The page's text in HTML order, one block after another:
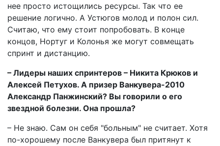
нее просто истощились ресурсы. Так что ее
решение логично. А Устюгов молод и полон сил.
Считаю, что ему стоит попробовать. В конце
концов, Нортуг и Колонья же могут совмещать
спринт и дистанцию.
– Лидеры наших спринтеров – Никита Крюков и
Алексей Петухов. А призер Ванкувера-2010
Александр Панжинский? Вы говорили о его
звездной болезни. Она прошла?
– Не знаю. Сам он себя "больным" не считает. Хотя
по-хорошему после Ванкувера был притянут к